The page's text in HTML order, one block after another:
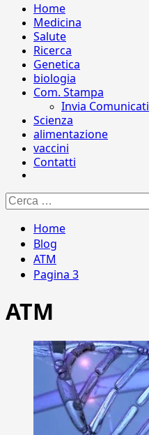
Home
Medicina
Salute
Ricerca
Genetica
biologia
Com. Stampa
Invia Comunicati
Scienza
alimentazione
vaccini
Contatti
Ricerca
per:
Home
Blog
ATM
Pagina 3
ATM